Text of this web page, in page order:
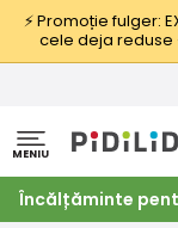
⚡ Promoție fulger:
cele deja reduse
MENIU
Încălțăminte